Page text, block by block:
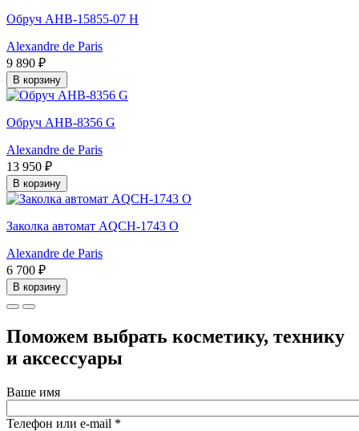
Обруч AHB-15855-07 H
Alexandre de Paris
9 890 ₽
В корзину
Обруч AHB-8356 G
Alexandre de Paris
13 950 ₽
В корзину
Заколка автомат AQCH-1743 O
Alexandre de Paris
6 700 ₽
В корзину
Поможем выбрать косметику, технику
и аксессуары
Ваше имя
Телефон или e-mail *